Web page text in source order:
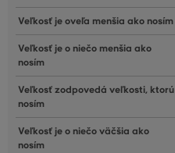
Veľkosť je oveľa menšia ako nosím
Veľkosť je o niečo menšia ako
nosím
Veľkosť zodpovedá veľkosti, ktorú
nosím
Veľkosť je o niečo väčšia ako
nosím